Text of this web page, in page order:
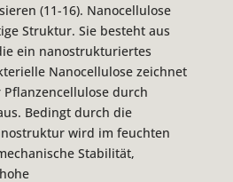
(11-16). Nanocellulose
Struktur. Sie besteht aus
ein nanostrukturiertes
Nanocellulose zeichnet
durch
Bedingt durch die
wird im feuchten
Stabilität,